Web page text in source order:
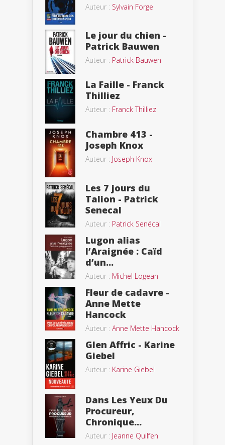
Auteur : Sylvain Forge
Le jour du chien -
Patrick Bauwen
Auteur : Patrick Bauwen
La Faille - Franck
Thilliez
Auteur : Franck Thilliez
Chambre 413 -
Joseph Knox
Auteur : Joseph Knox
Les 7 jours du
Talion - Patrick
Senecal
Auteur : Patrick Senécal
Lugon alias
l’Araignée : Caïd
d’un...
Auteur : Michel Logean
Fleur de cadavre -
Anne Mette
Hancock
Auteur : Anne Mette Hancock
Glen Affric - Karine
Giebel
Auteur : Karine Giebel
Dans Les Yeux Du
Procureur,
Chronique...
Auteur : Jeanne Quilfen